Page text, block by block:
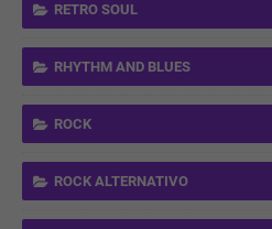
RETRO SOUL
RHYTHM AND BLUES
ROCK
ROCK ALTERNATIVO